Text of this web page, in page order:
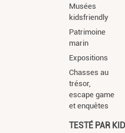
Musées
kidsfriendly
Patrimoine
marin
Expositions
Chasses au
trésor,
escape game
et enquêtes
TESTÉ PAR